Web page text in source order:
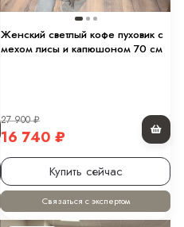
Женский светлый кофе пуховик с
мехом лисы и капюшоном 70 см
27 900₽
16 740 ₽
Купить сейчас
Связаться с экспертом